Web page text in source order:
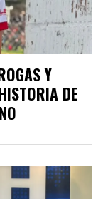
Y
DE